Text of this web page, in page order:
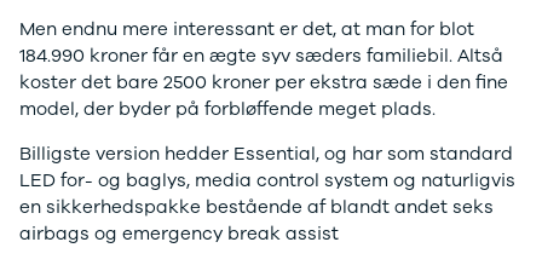
Tilbud
E-Tourneo
Custom
Modeller
Anmeldelser
Tilbud
F-150
Modeller
e-tron
TT
S5
BMW
Se alle BMW
Elbil
SUV
Stationcar
Men endnu mere interessant er det, at man for blot
184.990 kroner får en ægte syv sæders familiebil. Altså
koster det bare 2500 kroner per ekstra sæde i den fine
model, der byder på forbløffende meget plads.
Billigste version hedder Essential, og har som standard
LED for- og baglys, media control system og naturligvis
en sikkerhedspakke bestående af blandt andet seks
airbags og emergency break assist